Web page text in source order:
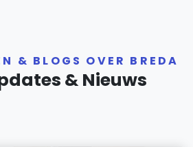
& BLOGS OVER BREDA
& Nieuws